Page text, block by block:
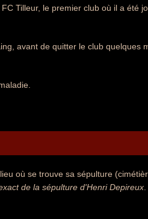
Tilleur, le premier club où il a été
avant de quitter le club quelques
où se trouve sa sépulture
de la sépulture d'Henri Depireux